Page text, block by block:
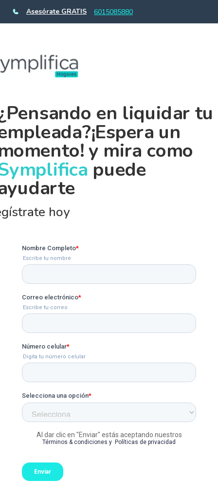
en liquidar tu
un
y mira como
puede
hoy
Asesórate GRATIS 6015085880